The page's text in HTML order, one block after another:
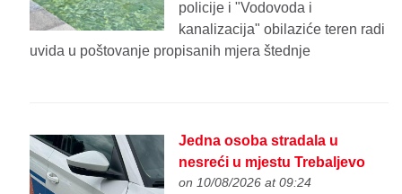
policije i "Vodovoda i
kanalizacija" obilaziće teren radi
uvida u poštovanje propisanih mjera štednje
Jedna osoba stradala u
nesreći u mjestu Trebaljevo
on 10/08/2026 at 09:24